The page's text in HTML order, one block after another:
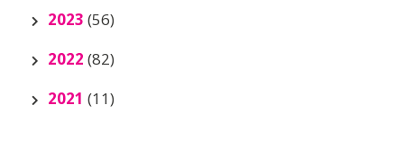
2023 (56)
2022 (82)
2021 (11)